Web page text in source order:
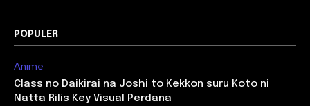
POPULER
Anime
Class no Daikirai na Joshi to Kekkon suru Koto ni
Natta Rilis Key Visual Perdana